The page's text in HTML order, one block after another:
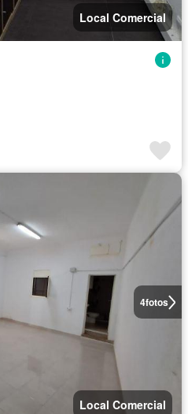
Local Comercial
4fotos
Local Comercial